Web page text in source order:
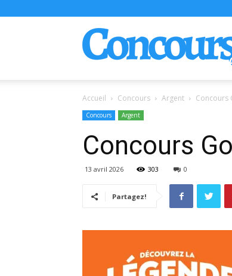
Accueil Concours Argent Concours
Concours Argent
Concours
13 avril 2026 303 0
Partagez!